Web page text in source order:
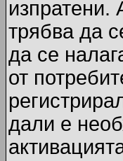
изпратени.
трябва да
да се
от
дали е